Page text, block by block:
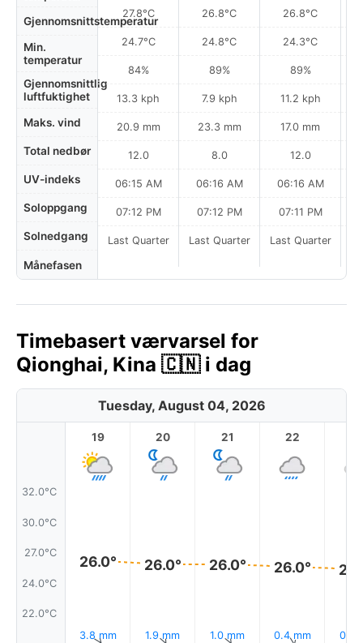
Gjennomsnittstemperatur
Min.
temperatur
Gjennomsnittlig
luftfuktighet
Maks. vind
Total nedbør
UV-indeks
Soloppgang
Solnedgang
Månefasen
27.8°C
24.7°C
84%
13.3 kph
20.9 mm
12.0
06:15 AM
07:12 PM
Last Quarter
26.8°C
24.8°C
89%
7.9 kph
23.3 mm
8.0
06:16 AM
07:12 PM
Last Quarter
26.8°C
24.3°C
89%
11.2 kph
17.0 mm
12.0
06:16 AM
07:11 PM
Last Quarter
Timebasert værvarsel for
Qionghai, Kina 🇨🇳 i dag
Tuesday, August 04, 2026
32.0°C
30.0°C
27.0°C
24.0°C
22.0°C
19
26.0°
3.8 mm
20
26.0°
1.9 mm
21
26.0°
1.0 mm
22
26.0°
0.4 mm 0.1